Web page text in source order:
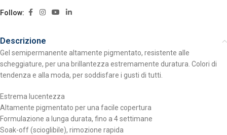
Follow:
Descrizione
Gel semipermanente altamente pigmentato, resistente alle
scheggiature, per una brillantezza estremamente duratura. Colori di
tendenza e alla moda, per soddisfare i gusti di tutti.
Estrema lucentezza
Altamente pigmentato per una facile copertura
Formulazione a lunga durata, fino a 4 settimane
Soak-off (scioglibile), rimozione rapida